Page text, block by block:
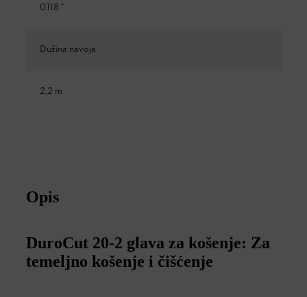
0.118 "
Dužina navoja
2,2 m
Opis
DuroCut 20-2 glava za košenje: Za
temeljno košenje i čišćenje